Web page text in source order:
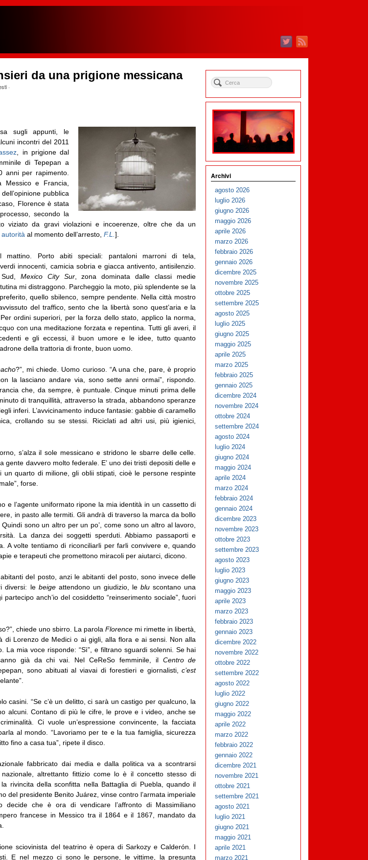
da una prigione messicana
·
sugli appunti, le
incontri del 2011
, in prigione dal
di Tepepan a
anni per rapimento.
Messico e Francia,
pubblica
Florence è stata
secondo la
viziato da gravi violazioni e incoerenze, oltre che da un
al momento dell’arresto, F.L.].
Porto abiti speciali: pantaloni marroni di tela,
innocenti, camicia sobria e giacca antivento, antisilenzio.
Mexico City Sur, zona dominata dalle classi medie
mi distraggono. Parcheggio la moto, più splendente se la
quello sbilenco, sempre pendente. Nella città mostro
del traffico, sento che la libertà sono quest’aria e la
ordini superiori, per la forza dello stato, applico la norma,
con una meditazione forzata e repentina. Tutti gli averi, il
e gli eccessi, il buon umore e le idee, tutto quanto
della trattoria di fronte, buon uomo.
?”, mi chiede. Uomo curioso. “A una che, pare, è proprio
la lasciano andare via, sono sette anni ormai”, rispondo.
che, da sempre, è puntuale. Cinque minuti prima delle
di tranquillità, attraverso la strada, abbandono speranze
inferi. L’avvicinamento induce fantasie: gabbie di caramello
crollando su se stessi. Riciclati ad altri usi, più igienici,
s’alza il sole messicano e stridono le sbarre delle celle.
gente davvero molto federale. E’ uno dei tristi depositi delle e
un quarto di milione, gli oblii stipati, cioè le persone respinte
forse.
e l’agente uniformato ripone la mia identità in un cassetto di
in pasto alle termiti. Gli andrà di traverso la marca da bollo
sono un altro per un po’, come sono un altro al lavoro,
La danza dei soggetti sperduti. Abbiamo passaporti e
A volte tentiamo di riconciliarli per farli convivere e, quando
e terapeuti che promettono miracoli per aiutarci, dicono.
del posto, anzi le abitanti del posto, sono invece delle
diversi: le beigeattendono un giudizio, leblu scontano una
anch’io del cosiddetto “reinserimento sociale”, fuori
chiede uno sbirro. La parolaFlorence mi rimette in libertà,
di Lorenzo de Medici o ai gigli, alla flora e ai sensi. Non alla
La mia voce risponde: “Sì”, e filtrano sguardi solenni. Se hai
già da chi vai. Nel CeReSo femminile, il Centro de
sono abituati al viavai di forestieri e giornalisti,c’est
casini. “Se c’è un delitto, ci sarà un castigo per qualcuno, la
alcuni. Contano di più le cifre, le prove e i video, anche se
Ci vuole un’espressione convincente, la facciata
al mondo. “Lavoriamo per te e la tua famiglia, sicurezza
fino a casa tua”, ripete il disco.
fabbricato dai media e dalla politica va a scontrarsi
altrettanto fittizio come lo è il concetto stesso di
rivincita della sconfitta nella Battaglia di Puebla, quando il
del presidente Benito Juárez, vinse contro l’armata imperiale
decide che è ora di vendicare l’affronto di Massimiliano
francese in Messico tra il 1864 e il 1867, mandato da
sciovinista del teatrino è opera di Sarkozy e Calderón. I
E nel mezzo ci sono le persone, le vittime, la presunta
Archivi
agosto 2026
luglio 2026
giugno 2026
maggio 2026
aprile 2026
marzo 2026
febbraio 2026
gennaio 2026
dicembre 2025
novembre 2025
ottobre 2025
settembre 2025
agosto 2025
luglio 2025
giugno 2025
maggio 2025
aprile 2025
marzo 2025
febbraio 2025
gennaio 2025
dicembre 2024
novembre 2024
ottobre 2024
settembre 2024
agosto 2024
luglio 2024
giugno 2024
maggio 2024
aprile 2024
marzo 2024
febbraio 2024
gennaio 2024
dicembre 2023
novembre 2023
ottobre 2023
settembre 2023
agosto 2023
luglio 2023
giugno 2023
maggio 2023
aprile 2023
marzo 2023
febbraio 2023
gennaio 2023
dicembre 2022
novembre 2022
ottobre 2022
settembre 2022
agosto 2022
luglio 2022
giugno 2022
maggio 2022
aprile 2022
marzo 2022
febbraio 2022
gennaio 2022
dicembre 2021
novembre 2021
ottobre 2021
settembre 2021
agosto 2021
luglio 2021
giugno 2021
maggio 2021
aprile 2021
marzo 2021